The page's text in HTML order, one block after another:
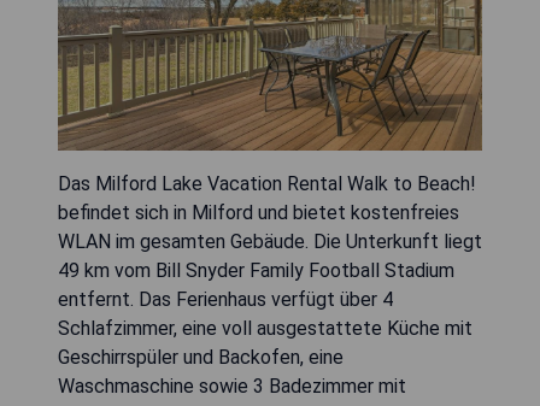
Das Milford Lake Vacation Rental Walk to Beach!
befindet sich in Milford und bietet kostenfreies
WLAN im gesamten Gebäude. Die Unterkunft liegt
49 km vom Bill Snyder Family Football Stadium
entfernt. Das Ferienhaus verfügt über 4
Schlafzimmer, eine voll ausgestattete Küche mit
Geschirrspüler und Backofen, eine
Waschmaschine sowie 3 Badezimmer mit